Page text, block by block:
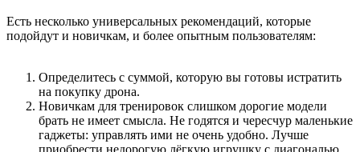
Есть несколько универсальных рекомендаций, которые
подойдут и новичкам, и более опытным пользователям:
Определитесь с суммой, которую вы готовы истратить
на покупку дрона.
Новичкам для тренировок слишком дорогие модели
брать не имеет смысла. Не годятся и чересчур маленькие
гаджеты: управлять ими не очень удобно. Лучше
приобрести недорогую лёгкую игрушку с диагональю